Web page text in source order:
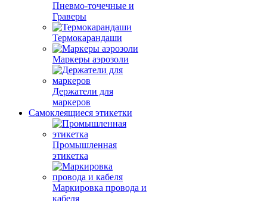
Пневмо-точечные и
Граверы
Термокарандаши
Маркеры аэрозоли
Держатели для
маркеров
Самоклеящиеся этикетки
Промышленная
этикетка
Маркировка провода и
кабеля